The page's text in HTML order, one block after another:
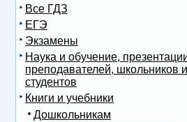
Все ГДЗ
ЕГЭ
Экзамены
Наука и обучение,
преподавателей, школьников и
студентов
Книги и учебники
Дошкольникам